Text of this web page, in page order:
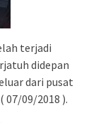
terjadi
didepan
dari pusat
07/09/2018 ).